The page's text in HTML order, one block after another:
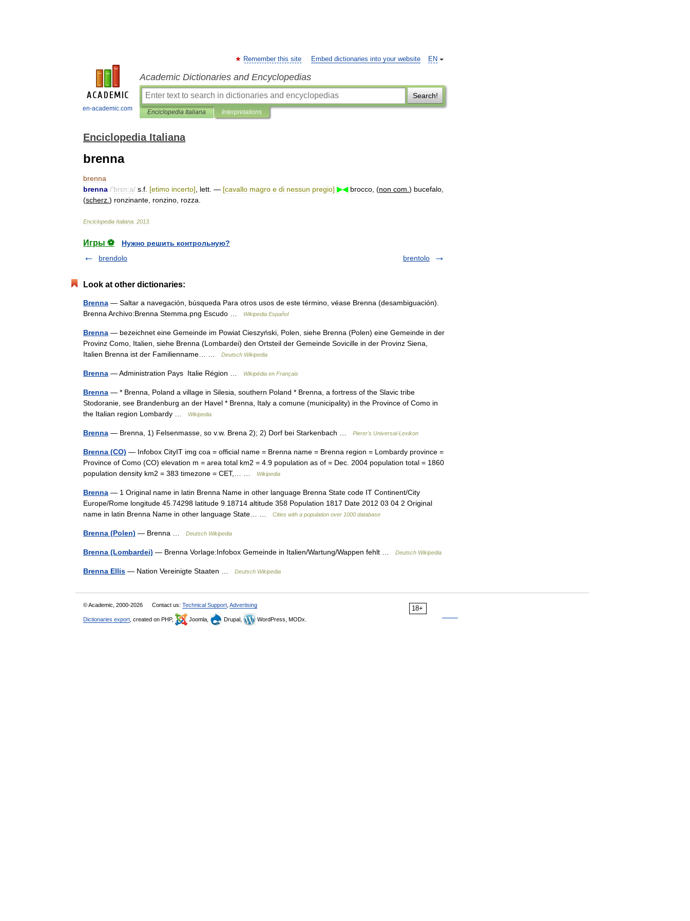
en-academic.com
EN
Remember this site Embed dictionaries into your website
Academic Dictionaries and Encyclopedias
Search!
Enciclopedia Italiana Interpretations
Enciclopedia Italiana
brenna
brenna
brenna /'brɛn:a/ s f [etimo incerto] lett . — [cavallo magro e di nessun pregio] ▶◀ brocco , (non com ) bucefalo
(scherz ) ronzinante ronzino rozza
Enciclopedia Italiana 2013
Игры ⚽
Нужно решить контрольную?
brendolo
brentolo
Look at other dictionaries:
Brenna — Saltar a navegación, búsqueda Para otros usos de este término, véase Brenna (desambiguación).
Brenna Archivo:Brenna Stemma.png Escudo …
Wikipedia Español
Brenna — bezeichnet eine Gemeinde im Powiat Cieszyński, Polen, siehe Brenna (Polen) eine Gemeinde in der
Provinz Como, Italien, siehe Brenna (Lombardei) den Ortsteil der Gemeinde Sovicille in der Provinz Siena,
Italien Brenna ist der Familienname… …
Deutsch Wikipedia
Brenna — Administration Pays Italie Région … Wikipédia en Français
Brenna — * Brenna, Poland a village in Silesia, southern Poland * Brenna, a fortress of the Slavic tribe
Stodoranie, see Brandenburg an der Havel * Brenna, Italy a comune (municipality) in the Province of Como in
the Italian region Lombardy …
Wikipedia
Brenna — Brenna, 1) Felsenmasse, so v.w. Brena 2); 2) Dorf bei Starkenbach … Pierer's Universal-Lexikon
Brenna (CO) — Infobox CityIT img coa = official name = Brenna name = Brenna region = Lombardy province =
Province of Como (CO) elevation m = area total km2 = 4.9 population as of = Dec. 2004 population total = 1860
population density km2 = 383 timezone = CET,… …
Wikipedia
Brenna — 1 Original name in latin Brenna Name in other language Brenna State code IT Continent/City
Europe/Rome longitude 45.74298 latitude 9.18714 altitude 358 Population 1817 Date 2012 03 04 2 Original
name in latin Brenna Name in other language State… …
Cities with a population over 1000 database
Brenna (Polen) — Brenna … Deutsch Wikipedia
Brenna (Lombardei) — Brenna Vorlage:Infobox Gemeinde in Italien/Wartung/Wappen fehlt … Deutsch Wikipedia
Brenna Ellis — Nation Vereinigte Staaten … Deutsch Wikipedia
18+
© Academic, 2000-2026 Contact us: Technical Support Advertising
Dictionaries export , created on PHP, Joomla, Drupal, WordPress, MODx.